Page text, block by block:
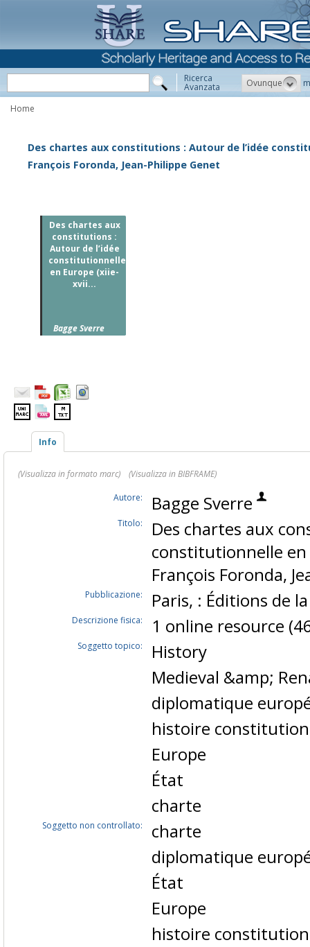
Ricerca
Avanzata Ovunque
Home
Des chartes aux constitutions : Autour de l’idée
François Foronda, Jean-Philippe Genet
Des chartes aux
constitutions :
Autour de l’idée
constitutionnelle
en Europe (xiie-
xvii...
Bagge Sverre
Info
(Visualizza in formato marc)
(Visualizza in BIBFRAME)
Autore:
Bagge Sverre
Titolo:
Des chartes aux
constitutionnelle en
François Foronda,
Pubblicazione: Paris, : Éditions de
Descrizione fisica: 1 online resource
Soggetto topico:
History
Medieval &amp;
diplomatique
histoire
Europe
État
charte
Soggetto non controllato:
charte
diplomatique
État
Europe
histoire